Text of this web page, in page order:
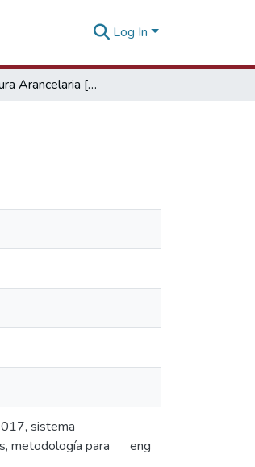
Log In
Nomenclatura Arancelaria [18 de abril de 2018]
sistema
metodología para
eng